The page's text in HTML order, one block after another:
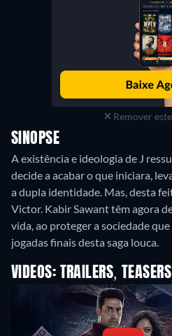
Remover
SINOPSE
A existência e ideologia de J
decide a acabar o que iniciara,
a dupla identidade. Mas, desta
Victor. Kabir Sawant têm agora
vida, ao proteger a sociedade
jogadas finais desta saga louca.
VIDEOS: TRAILERS,